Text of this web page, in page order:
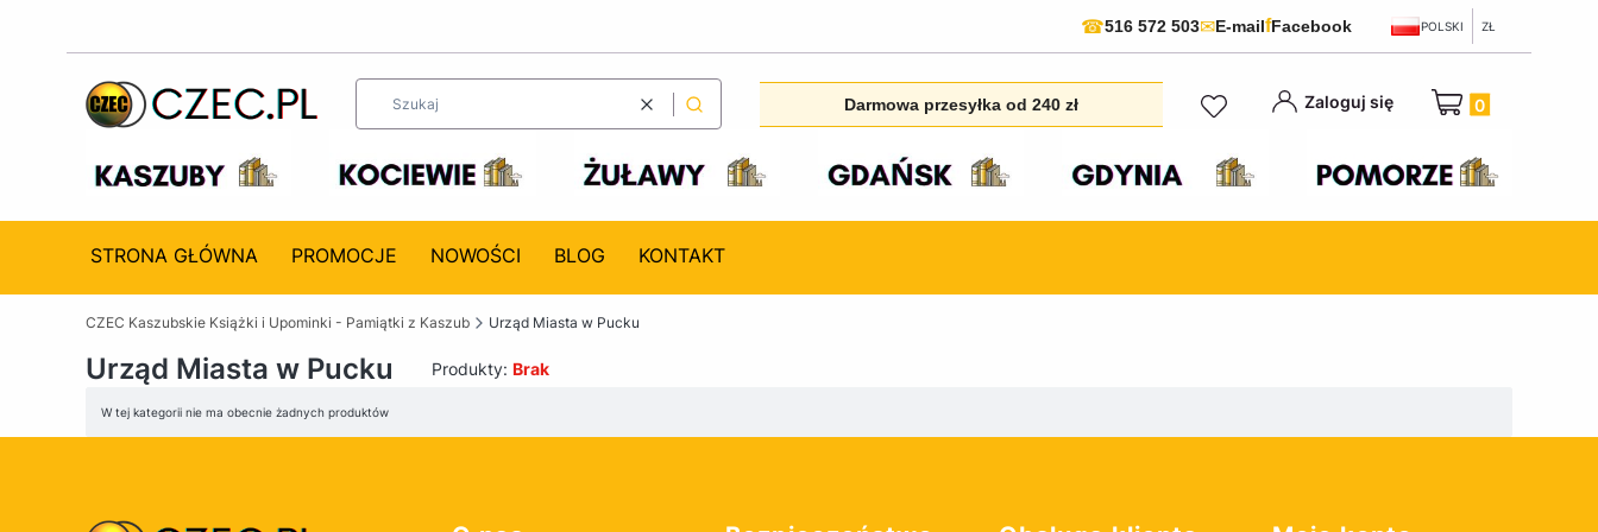
☎516 572 503✉E-mailfFacebook POLSKI ZŁ
WyczyśćSzukaj Darmowa przesyłka od 240 zł Zaloguj się Produkty w
STRONA GŁÓWNA PROMOCJE NOWOŚCI BLOG KONTAKT
CZEC Kaszubskie Książki i Upominki - Pamiątki z Kaszub Urząd Miasta w Pucku
Urząd Miasta w Pucku Produkty: Brak
Lista produktów
W tej kategorii nie ma obecnie żadnych produktów